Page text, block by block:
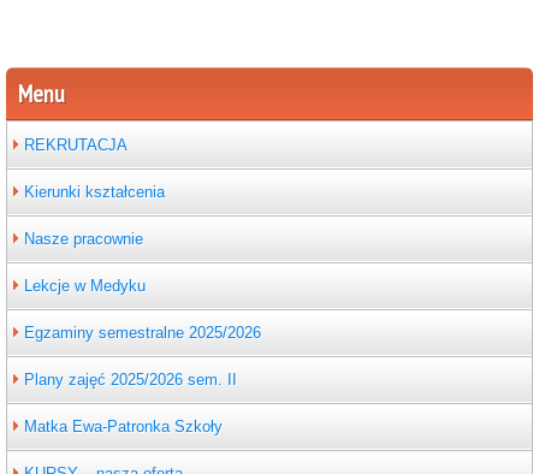
Menu
REKRUTACJA
Kierunki kształcenia
Nasze pracownie
Lekcje w Medyku
Egzaminy semestralne 2025/2026
Plany zajęć 2025/2026 sem. II
Matka Ewa-Patronka Szkoły